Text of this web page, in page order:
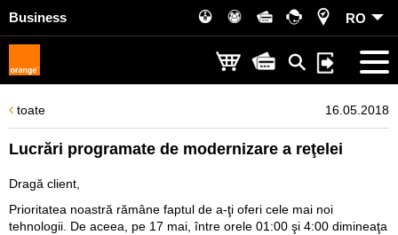
Business RO
toate 16.05.2018
Lucrări programate de modernizare a reţelei
Dragă client,
Prioritatea noastră rămâne faptul de a-ţi oferi cele mai noi
tehnologii. De aceea, pe 17 mai, între orele 01:00 şi 4:00 dimineaţa